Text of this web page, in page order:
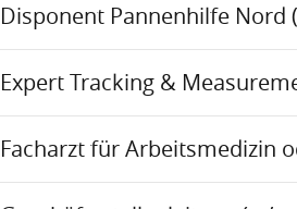
Disponent Pannenhilfe Nord
Expert Tracking &
Facharzt für Arbeitsmedizin